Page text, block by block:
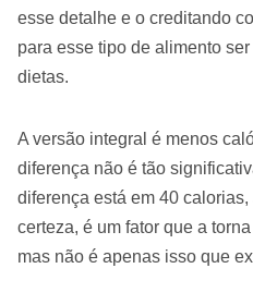
esse detalhe e o creditando
para esse tipo de alimento
dietas.
A versão integral é menos
diferença não é tão
diferença está em 40
certeza, é um fator que a
mas não é apenas isso que